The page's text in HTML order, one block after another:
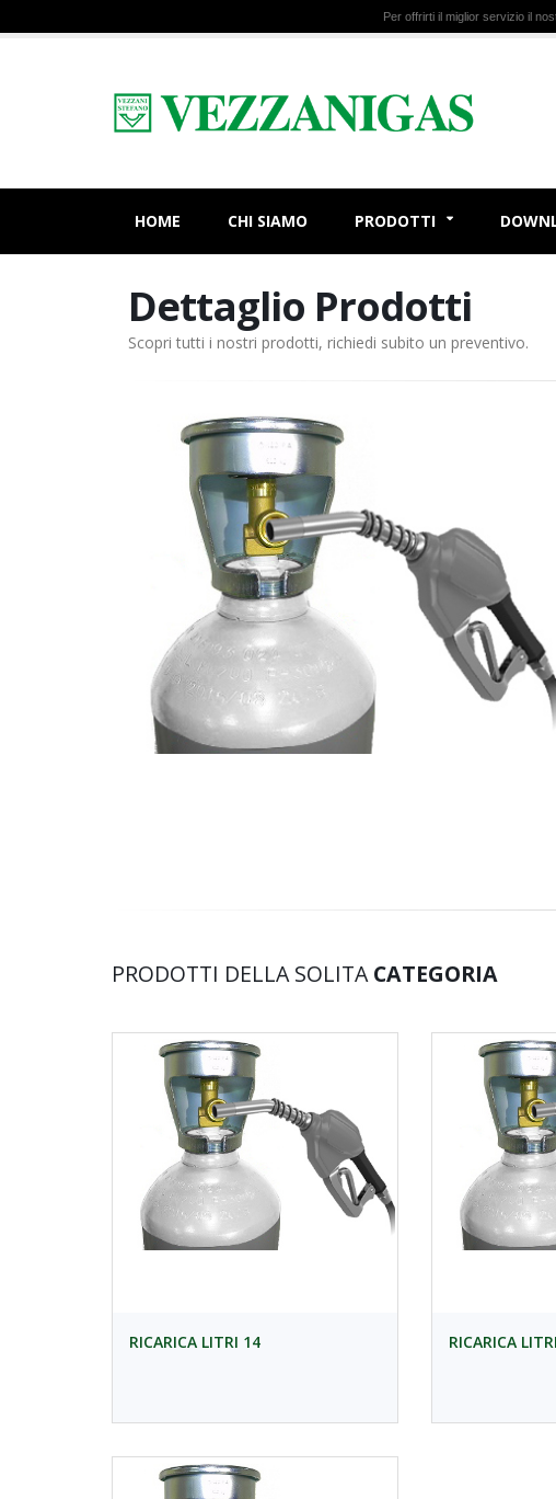
Per offrirti il miglior servizio il
HOME CHI SIAMO PRODOTTI
Dettaglio Prodotti
Scopri tutti i nostri prodotti, richiedi subito un preventivo.
PRODOTTI DELLA SOLITACATEGORIA
RICARICA LITRI 14 RICARICA